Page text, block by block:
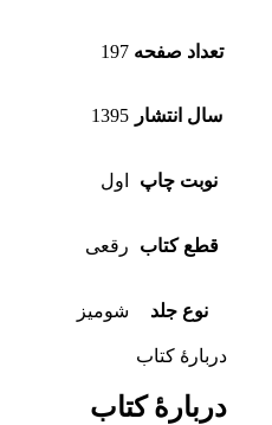
تعداد صفحه 197
سال انتشار 1395
نوبت چاپ اول
قطع کتاب رقعی
نوع جلد شومیز
دربارۀ کتاب
دربارۀ کتاب